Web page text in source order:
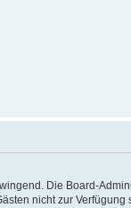
Die Board-
nicht zur